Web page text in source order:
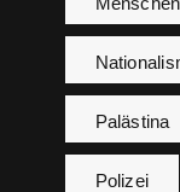
Palästina
Polizei